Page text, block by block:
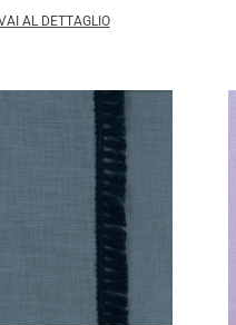
AL DETTAGLIO